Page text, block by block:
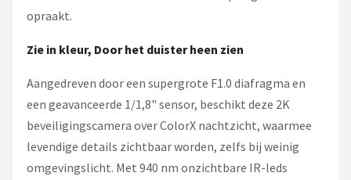
opraakt.
Zie in kleur, Door het duister heen zien
Aangedreven door een supergrote F1.0 diafragma en
een geavanceerde 1/1,8" sensor, beschikt deze 2K
beveiligingscamera over ColorX nachtzicht, waarmee
levendige details zichtbaar worden, zelfs bij weinig
omgevingslicht. Met 940 nm onzichtbare IR-leds